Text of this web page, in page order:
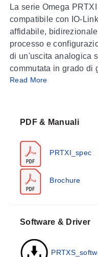
La serie Omega
compatibile con IO-
affidabile,
processo e
di un'uscita analogica
commutata in grado di
Questi sensori
Realizzato con una
resistenza alla
Disponibile in
diametri della sonda
di processo G e NPT
Read More
PDF & Manuali
PRTXI_spec
Brochure
Software & Driver